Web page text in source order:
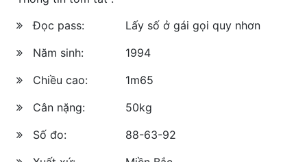
Đọc pass:
Lấy số ở gái gọi quy nhơn
Năm sinh:
1994
Chiều cao:
1m65
Cân nặng:
50kg
Số đo:
88-63-92